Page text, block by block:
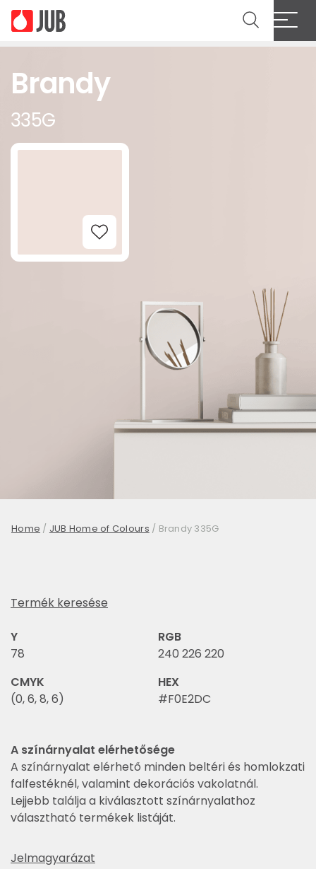
Brandy
335G
Add to Wishlist
Home / JUB Home of Colours / Brandy 335G
Termék keresése
Y
78
RGB
240 226 220
CMYK
(0, 6, 8, 6)
HEX
#F0E2DC
A színárnyalat elérhetősége
A színárnyalat elérhető minden beltéri és homlokzati
falfestéknél, valamint dekorációs vakolatnál.
Lejjebb találja a kiválasztott színárnyalathoz
választható termékek listáját.
Jelmagyarázat